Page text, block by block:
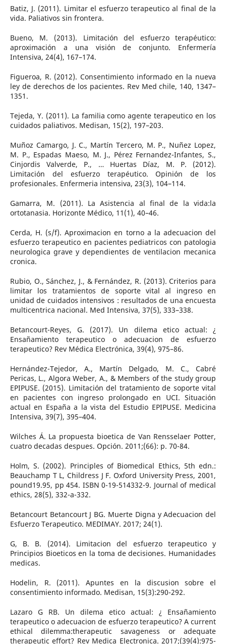
Batiz, J. (2011). Limitar el esfuerzo terapeutico al final de la
vida. Paliativos sin frontera.
Bueno, M. (2013). Limitación del esfuerzo terapéutico:
aproximación a una visión de conjunto. Enfermería
Intensiva, 24(4), 167–174.
Figueroa, R. (2012). Consentimiento informado en la nueva
ley de derechos de los pacientes. Rev Med chile, 140, 1347–
1351.
Tejeda, Y. (2011). La familia como agente terapeutico en los
cuidados paliativos. Medisan, 15(2), 197–203.
Muñoz Camargo, J. C., Martín Tercero, M. P., Nuñez Lopez,
M. P., Espadas Maeso, M. J., Pérez Fernandez-Infantes, S.,
Cinjordis Valverde, P., … Huertas Díaz, M. P. (2012).
Limitación del esfuerzo terapéutico. Opinión de los
profesionales. Enfermeria intensiva, 23(3), 104–114.
Gamarra, M. (2011). La Asistencia al final de la vida:la
ortotanasia. Horizonte Médico, 11(1), 40–46.
Cerda, H. (s/f). Aproximacion en torno a la adecuacion del
esfuerzo terapeutico en pacientes pediatricos con patologia
neurologica grave y dependientes de ventilacion mecanica
cronica.
Rubio, O., Sánchez, J., & Fernández, R. (2013). Criterios para
limitar los tratamientos de soporte vital al ingreso en
unidad de cuidados intensivos : resultados de una encuesta
multicentrica nacional. Med Intensiva, 37(5), 333–338.
Betancourt-Reyes, G. (2017). Un dilema etico actual: ¿
Ensañamiento terapeutico o adecuacion de esfuerzo
terapeutico? Rev Médica Electrónica, 39(4), 975–86.
Hernández-Tejedor, A., Martín Delgado, M. C., Cabré
Pericas, L., Algora Weber, A., & Members of the study group
EPIPUSE. (2015). Limitación del tratamiento de soporte vital
en pacientes con ingreso prolongado en UCI. Situación
actual en España a la vista del Estudio EPIPUSE. Medicina
Intensiva, 39(7), 395–404.
Wilches Á. La propuesta bioetica de Van Rensselaer Potter,
cuatro decadas despues. Opción. 2011;(66): p. 70-84.
Holm, S. (2002). Principles of Biomedical Ethics, 5th edn.:
Beauchamp T L, Childress J F. Oxford University Press, 2001,
pound19.95, pp 454. ISBN 0-19-514332-9. Journal of medical
ethics, 28(5), 332-a-332.
Betancourt Betancourt J BG. Muerte Digna y Adecuacion del
Esfuerzo Terapeutico. MEDIMAY. 2017; 24(1).
G, B. B. (2014). Limitacion del esfuerzo terapeutico y
Principios Bioeticos en la toma de decisiones. Humanidades
medicas.
Hodelin, R. (2011). Apuntes en la discusion sobre el
consentimiento informado. Medisan, 15(3):290-292.
Lazaro G RB. Un dilema etico actual: ¿ Ensañamiento
terapeutico o adecuacion de esfuerzo terapeutico? A current
ethical dilemma:therapeutic savageness or adequate
therapeutic effort? Rev Medica Electronica. 2017;(39(4):975-